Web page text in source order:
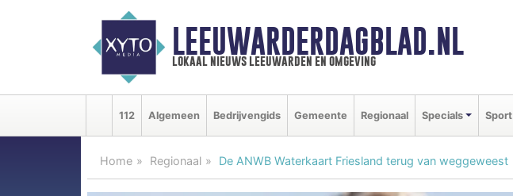
LEEUWARDERDAGBLAD.NL
lokaal nieuws leeuwarden en omgeving
112 Algemeen Bedrijvengids Gemeente Regionaal Specials Sport
Home Regionaal De ANWB Waterkaart Friesland terug van weggeweest